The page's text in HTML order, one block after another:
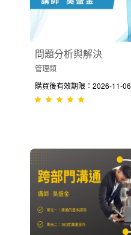
問題分析與解決
管理類
購買後有效期限：2026-11-06